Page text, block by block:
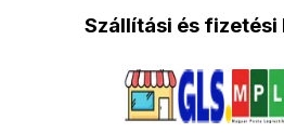
Szállítási és fizetési